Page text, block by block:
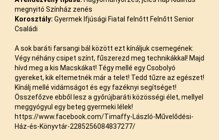
megnyitó Színház zenés
Korosztály: Gyermek Ifjúsági Fiatal felnőtt Felnőtt Senior
Családi
A sok baráti farsangi bál között ezt kínáljuk csemegének:
Végy néhány csipet színt, fűszerezd meg technikákkal! Majd
hívd meg a kis Macskákat! Tégy mellé egy Csobolyó
gyereket, kik eltemetnék már a telet! Tedd tűzre az egészet!
Kínálj mellé vidámságot és egy fazéknyi segítséget!
Összefőzve ebből lesz a győrújbaráti közösségi élet, mellyel
meggyógyul egy beteg gyermeki lélek!
https://www.facebook.com/Timaffy-László-Művelődési-
Ház-és-Könyvtár-2285256084837277/